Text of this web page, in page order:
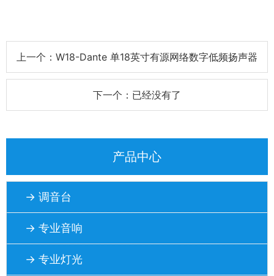
上一个：W18-Dante 单18英寸有源网络数字低频扬声器
下一个：已经没有了
产品中心
→ 调音台
→ 专业音响
→ 专业灯光